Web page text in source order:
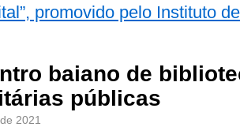
promovido pelo Instituto
baiano de
públicas
2021